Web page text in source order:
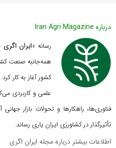
درباره Iran Agri Magazine
رسانه «ایران
همه‌جانبه صنعت
کشور آغاز به کار
علمی و کاربردی
فناوری‌ها، راهکارها و تحولات بازار
تأثیرگذار در کشاورزی ایران یاری رساند.
اطلاعات بیشتر درباره مجله ایران اگری